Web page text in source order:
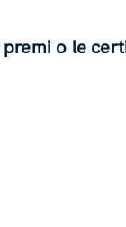
premi o le